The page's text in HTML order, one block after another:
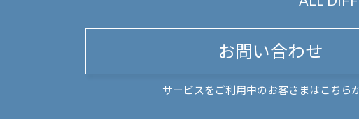
お問い合わせ
サービスをご利用中のお客さまは こちら